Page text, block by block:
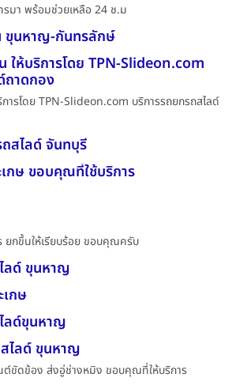
มา พร้อมช่วยเหลือ 24 ช.ม
ขุนหาญ-กันทรลักษ์
ให้บริการโดย TPN-Slideon.com
ถาดกอง
ารโดย TPN-Slideon.com บริการรถยกรถสไลด์
สไลด์ จันทบุรี
กษ ขอบคุณที่ใช้บริการ
ยกขึ้นให้เรียบร้อย ขอบคุณครับ
ลด์ ขุนหาญ
กษ
ลด์ขุนหาญ
ไลด์ ขุนหาญ
ต์ขัดข้อง ส่งอู่ช่างหมิง ขอบคุณที่ให้บริการ